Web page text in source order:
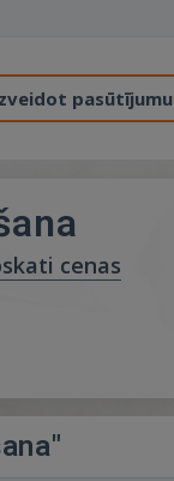
pasūtījumu
cenas